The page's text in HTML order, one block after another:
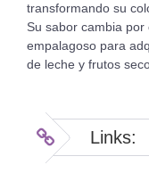
transformando su
Su sabor cambia
empalagoso para
de leche y frutos
Links: